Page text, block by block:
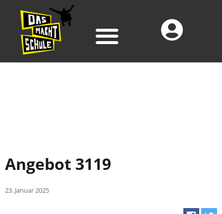
Angebot 3119
23. Januar 2025